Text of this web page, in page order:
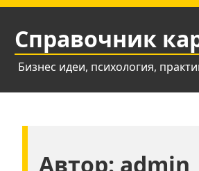
Skip
content
Справочник
Бизнес идеи, психология,
Автор: admin